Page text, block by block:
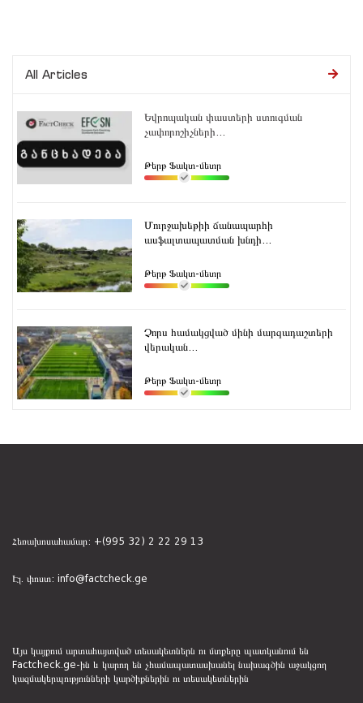
All Articles
Եվրոպական փաստերի ստուգման
չափորոշիչների...
Թերթ Ֆակտ-մետր
Մուրջախեթիի ճանապարհի
ասֆալտապատման խնդի...
Թերթ Ֆակտ-մետր
Չորս համակցված մինի մարզադաշտերի
վերական...
Թերթ Ֆակտ-մետր
Հեռախոսահամար: +(995 32) 2 22 29 13
Էլ. փոստ: info@factcheck.ge
Այս կայքում արտահայտված տեսակետներն ու մտքերը պատկանում են
Factcheck.ge-ին և կարող են չհամապատասխանել նախագծին աջակցող
կազմակերպությունների կարծիքներին ու տեսակետներին